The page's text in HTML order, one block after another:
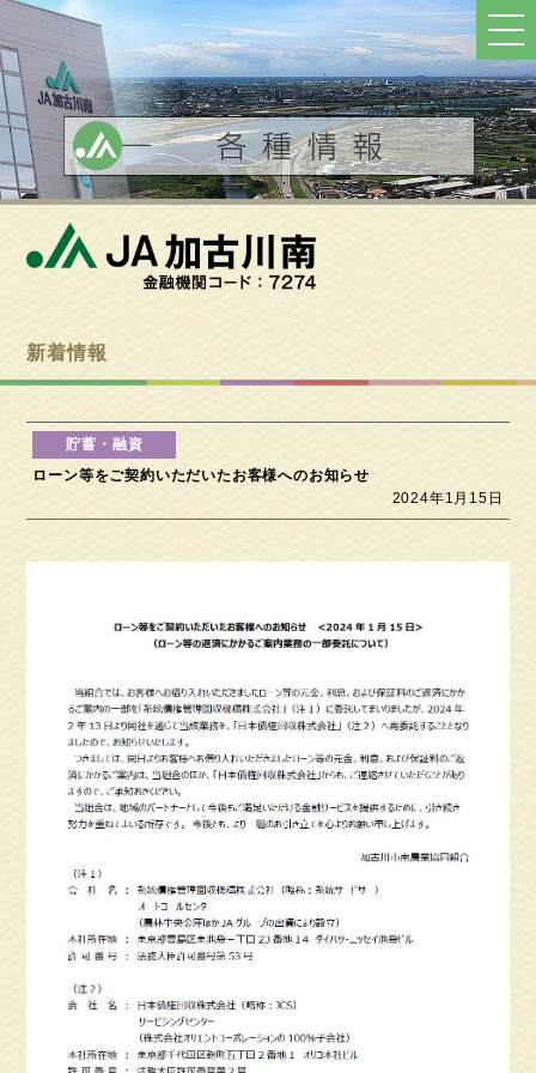
新着情報
ローン等をご契約いただいたお客様へのお知らせ
2024年1月15日